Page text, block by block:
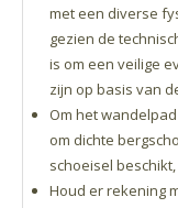
met een diverse
gezien de
is om een veilige
zijn op basis van
Om het
om dichte
schoeisel
Houd er rekening